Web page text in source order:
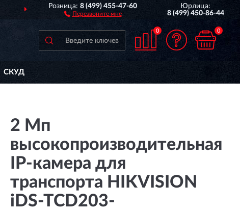
ПОЛНЫЙ
Розница:8 (499) 455-47-60
Перезвоните мне
Юрлица:
8 (499) 450-86-44
0 0
СКУД
2 Мп
высокопроизводительная
IP-камера для
транспорта HIKVISION
iDS-TCD203-